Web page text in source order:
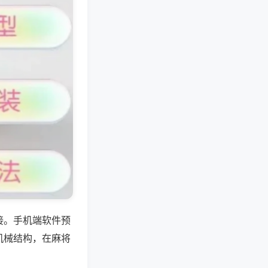
。手机端软件预
械结构，在麻将